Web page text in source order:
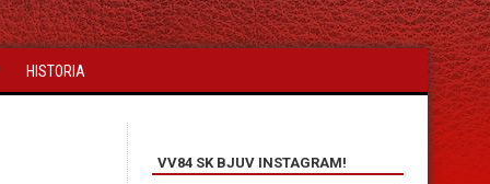
HISTORIA
VV84 SK BJUV INSTAGRAM!